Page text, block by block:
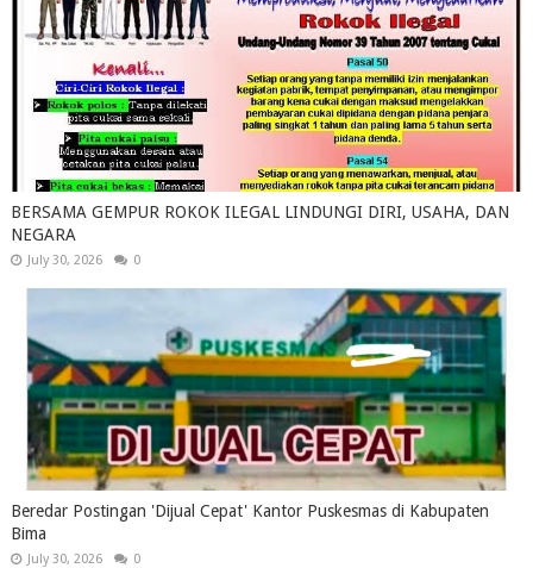
BERSAMA GEMPUR ROKOK ILEGAL LINDUNGI DIRI, USAHA, DAN
NEGARA
July 30, 2026 0
Beredar Postingan 'Dijual Cepat' Kantor Puskesmas di Kabupaten
Bima
July 30, 2026 0